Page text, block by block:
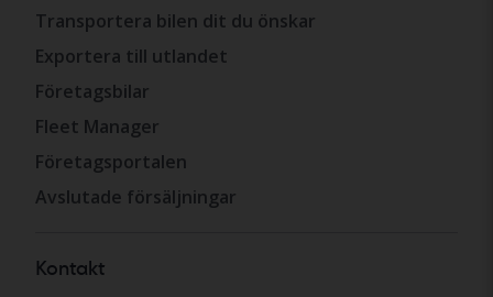
Transportera bilen dit du önskar
Exportera till utlandet
Företagsbilar
Fleet Manager
Företagsportalen
Avslutade försäljningar
Kontakt